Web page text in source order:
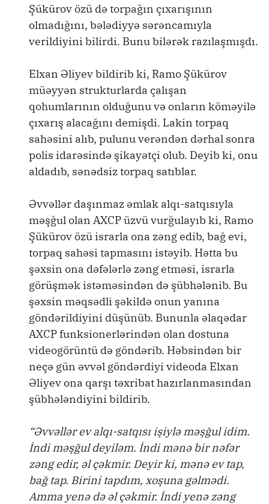
Şükürov özü də torpağın çıxarışının
olmadığını, bələdiyyə sərəncamıyla
verildiyini bilirdi. Bunu bilərək razılaşmışdı.
Elxan Əliyev bildirib ki, Ramo Şükürov
müəyyən strukturlarda çalışan
qohumlarının olduğunu və onların köməyilə
çıxarış alacağını demişdi. Lakin torpaq
sahəsini alıb, pulunu verəndən dərhal sonra
polis idarəsində şikayətçi olub. Deyib ki, onu
aldadıb, sənədsiz torpaq satıblar.
Əvvəllər daşınmaz əmlak alqı-satqısıyla
məşğul olan AXCP üzvü vurğulayıb ki, Ramo
Şükürov özü israrla ona zəng edib, bağ evi,
torpaq sahəsi tapmasını istəyib. Hətta bu
şəxsin ona dəfələrlə zəng etməsi, israrla
görüşmək istəməsindən də şübhələnib. Bu
şəxsin məqsədli şəkildə onun yanına
göndərildiyini düşünüb. Bununla əlaqədar
AXCP funksionerlərindən olan dostuna
videogörüntü də göndərib. Həbsindən bir
neçə gün əvvəl göndərdiyi videoda Elxan
Əliyev ona qarşı təxribat hazırlanmasından
şübhələndiyini bildirib.
“Əvvəllər ev alqı-satqısı işiylə məşğul idim.
İndi məşğul deyiləm. İndi mənə bir nəfər
zəng edir, əl çəkmir. Deyir ki, mənə ev tap,
bağ tap. Birini tapdım, xoşuna gəlmədi.
Amma yenə də əl çəkmir. İndi yenə zəng